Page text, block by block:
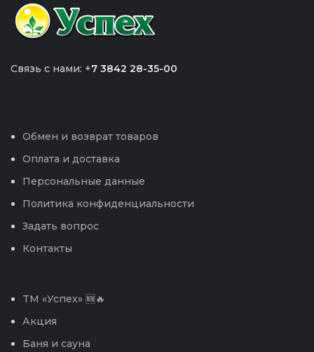
Связь с нами: +7 3842 28-35-00
Обмен и возврат товаров
Оплата и доставка
Персональные данные
Политика конфиденциальности
Задать вопрос
Контакты
TM «Успех» 🆕🔥
Акция
Баня и сауна